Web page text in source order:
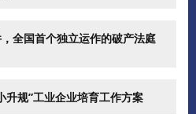
全国首个独立运作的破产法庭
升规”工业企业培育工作方案